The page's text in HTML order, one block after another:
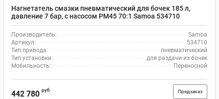
Нагнетатель смазки пневматический для бочек 185 л,
давление 7 бар, с насосом РМ45 70:1 Samoa 534710
Производитель:
Samoa
Артикул:
534710
Тип привода:
пневматический
Тип установки:
для раздачи из бочек
Мобильность:
Переносной
442 780 руб Предзаказ